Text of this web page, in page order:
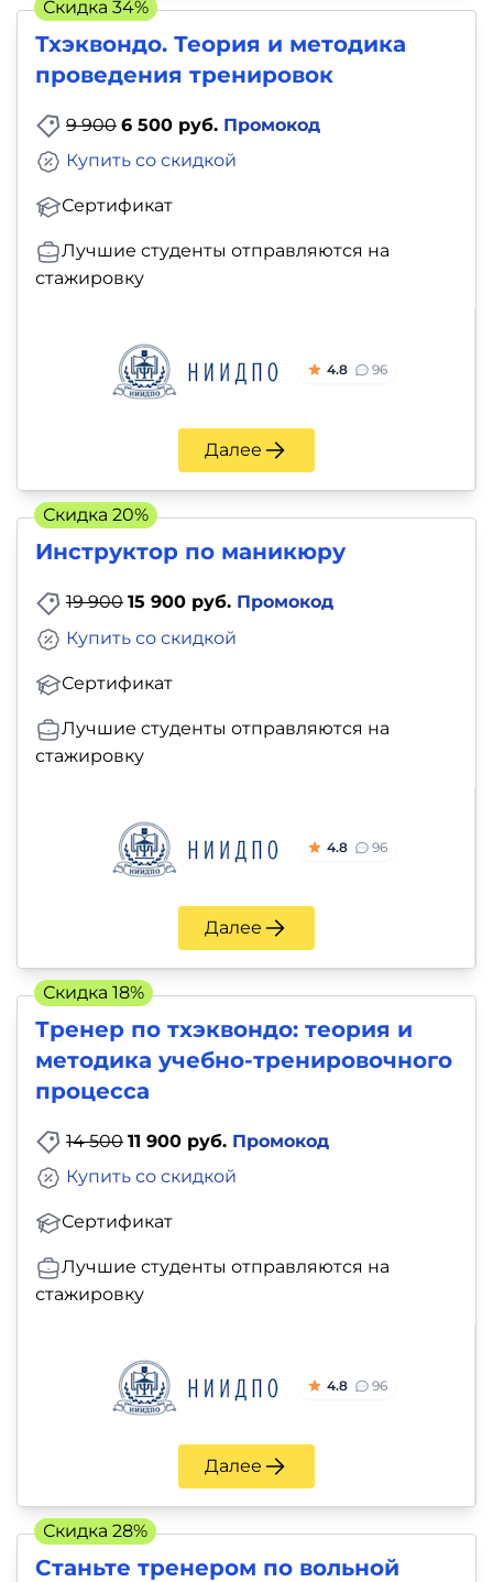
Тхэквондо. Теория и методика
проведения тренировок
9 900 6 500 руб. Промокод
Сертификат
Купить со скидкой
Лучшие студенты отправляются на
стажировку
4.8 96
Далее
Скидка 34%
Инструктор по маникюру
19 900 15 900 руб. Промокод
Сертификат
Купить со скидкой
Лучшие студенты отправляются на
стажировку
4.8 96
Далее
Скидка 20%
Тренер по тхэквондо: теория и
методика учебно-тренировочного
процесса
14 500 11 900 руб. Промокод
Сертификат
Купить со скидкой
Лучшие студенты отправляются на
стажировку
4.8 96
Далее
Скидка 18%
Станьте тренером по вольной
Скидка 28%